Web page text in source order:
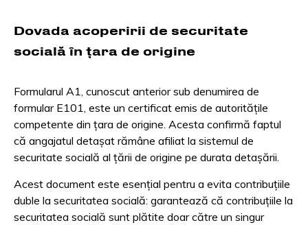
Dovada acoperirii de securitate
socială în țara de origine
Formularul A1, cunoscut anterior sub denumirea de
formular E101, este un certificat emis de autoritățile
competente din țara de origine. Acesta confirmă faptul
că angajatul detașat rămâne afiliat la sistemul de
securitate socială al țării de origine pe durata detașării.
Acest document este esențial pentru a evita contribuțiile
duble la securitatea socială: garantează că contribuțiile la
securitatea socială sunt plătite doar către un singur